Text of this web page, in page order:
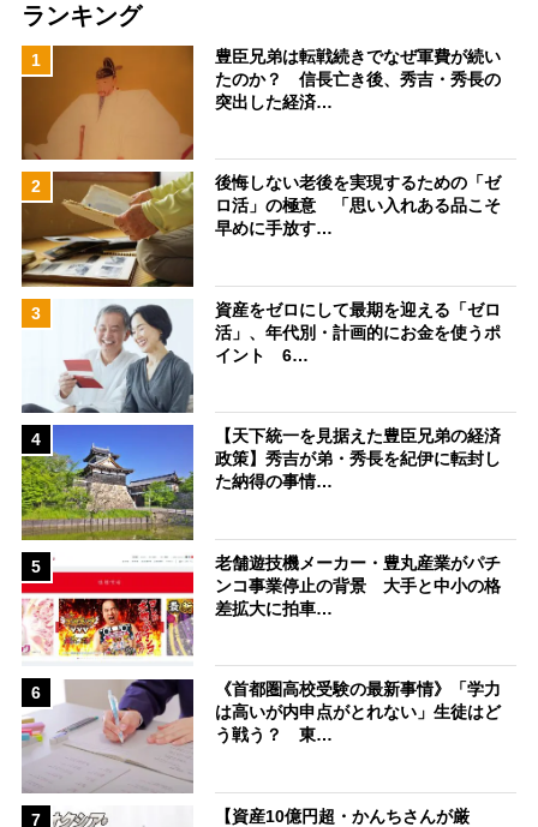
ランキング
1
豊臣兄弟は転戦続きでなぜ軍費が続い
たのか？ 信長亡き後、秀吉・秀長の
突出した経済…
2
後悔しない老後を実現するための「ゼ
ロ活」の極意 「思い入れある品こそ
早めに手放す…
3
資産をゼロにして最期を迎える「ゼロ
活」、年代別・計画的にお金を使うポ
イント 6…
4
【天下統一を見据えた豊臣兄弟の経済
政策】秀吉が弟・秀長を紀伊に転封し
た納得の事情…
5
老舗遊技機メーカー・豊丸産業がパチ
ンコ事業停止の背景 大手と中小の格
差拡大に拍車…
6
《首都圏高校受験の最新事情》「学力
は高いが内申点がとれない」生徒はど
う戦う？ 東…
7 【資産10億円超・かんちさんが厳